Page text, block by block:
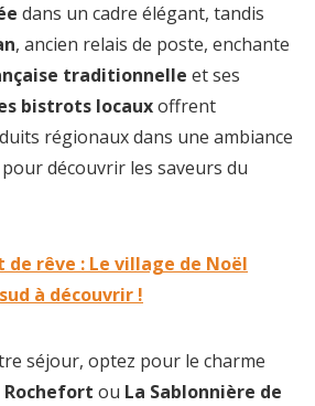
dans un cadre élégant, tandis
, ancien relais de poste, enchante
traditionnelle et ses
bistrots locauxoffrent
régionaux dans une ambiance
découvrir les saveurs du
de rêve : Le village de Noël
à découvrir !
séjour, optez pour le charme
Rochefort ou La Sablonnière de